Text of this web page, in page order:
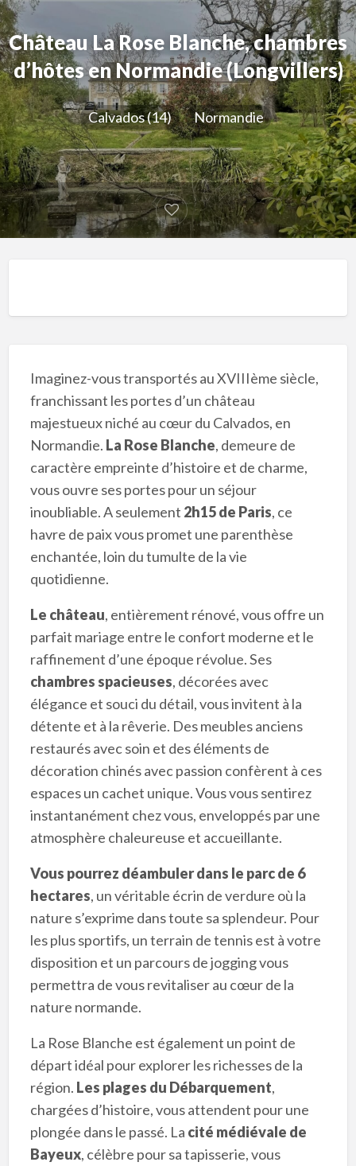
Château La Rose Blanche, chambres
d’hôtes en Normandie (Longvillers)
Calvados (14) Normandie
Imaginez-vous transportés au XVIIIème siècle,
franchissant les portes d’un château
majestueux niché au cœur du Calvados, en
Normandie. La Rose Blanche, demeure de
caractère empreinte d’histoire et de charme,
vous ouvre ses portes pour un séjour
inoubliable. A seulement 2h15 de Paris, ce
havre de paix vous promet une parenthèse
enchantée, loin du tumulte de la vie
quotidienne.
Le château, entièrement rénové, vous offre un
parfait mariage entre le confort moderne et le
raffinement d’une époque révolue. Ses
chambres spacieuses, décorées avec
élégance et souci du détail, vous invitent à la
détente et à la rêverie. Des meubles anciens
restaurés avec soin et des éléments de
décoration chinés avec passion confèrent à ces
espaces un cachet unique. Vous vous sentirez
instantanément chez vous, enveloppés par une
atmosphère chaleureuse et accueillante.
Vous pourrez déambuler dans le parc de 6
hectares, un véritable écrin de verdure où la
nature s’exprime dans toute sa splendeur. Pour
les plus sportifs, un terrain de tennis est à votre
disposition et un parcours de jogging vous
permettra de vous revitaliser au cœur de la
nature normande.
La Rose Blanche est également un point de
départ idéal pour explorer les richesses de la
région. Les plages du Débarquement,
chargées d’histoire, vous attendent pour une
plongée dans le passé. La cité médiévale de
Bayeux, célèbre pour sa tapisserie, vous